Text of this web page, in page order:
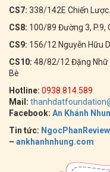
CS7: 338/142E Chiến
CS8: 100/89 Đường 3, P.9,
CS9: 156/12 Nguyễn Hữu
CS10: 48/82/12 Đặng Nhữ
Bè
Hotline: 0938.814.589
Mail:
Facebook: An Khánh
Tin tức:
– ankhanhnhung.com